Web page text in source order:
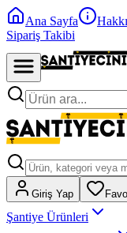
Ana Sayfa
Sipariş Takibi
Giriş Yap
Şantiye Ürünleri